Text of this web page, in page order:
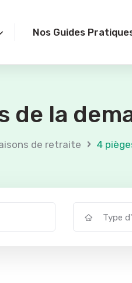
Nos Guides
la
de retraite › 4
Type